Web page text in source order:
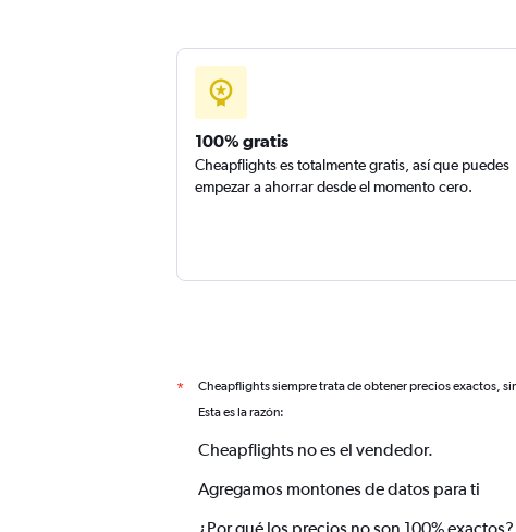
100% gratis
Cheapflights es totalmente gratis, así que puedes
empezar a ahorrar desde el momento cero.
* Cheapflights siempre trata de obtener precios exactos,
Esta es la razón:
Cheapflights no es el vendedor.
Agregamos montones de datos para ti
¿Por qué los precios no son 100% exactos?